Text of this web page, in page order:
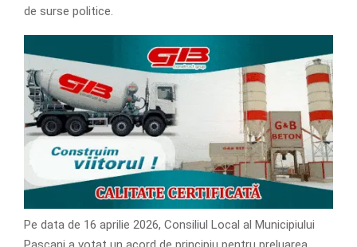
de surse politice.
Pe data de 16 aprilie 2026, Consiliul Local al Municipiului